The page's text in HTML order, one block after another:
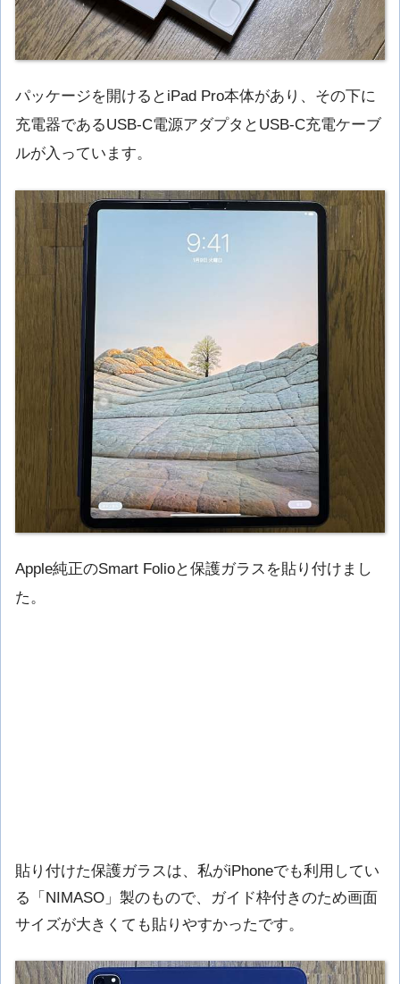
パッケージを開けるとiPad Pro本体があり、その下に
充電器であるUSB-C電源アダプタとUSB-C充電ケーブ
ルが入っています。
Apple純正のSmart Folioと保護ガラスを貼り付けまし
た。
貼り付けた保護ガラスは、私がiPhoneでも利用してい
る「NIMASO」製のもので、ガイド枠付きのため画面
サイズが大きくても貼りやすかったです。